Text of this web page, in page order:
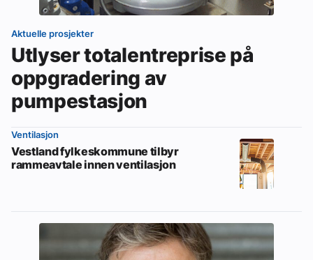
Aktuelle prosjekter
Utlyser totalentreprise på
oppgradering av
pumpestasjon
Ventilasjon
Vestland fylkeskommune tilbyr
rammeavtale innen ventilasjon